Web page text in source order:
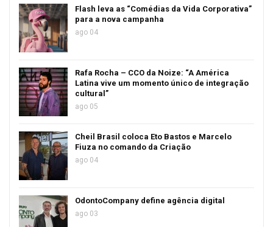
Flash leva as “Comédias da Vida Corporativa”
para a nova campanha
ago 04
Rafa Rocha – CCO da Noize: “A América
Latina vive um momento único de integração
cultural”
ago 05
Cheil Brasil coloca Eto Bastos e Marcelo
Fiuza no comando da Criação
ago 04
OdontoCompany define agência digital
ago 03